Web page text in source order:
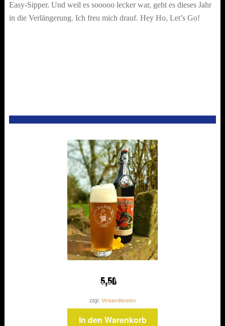
Easy-Sipper. Und weil es sooooo lecker war, geht es dieses Jahr
in die Verlängerung. Ich freu mich drauf. Hey Ho, Let’s Go!
5,50
zzgl. Versandkosten
In den Warenkorb